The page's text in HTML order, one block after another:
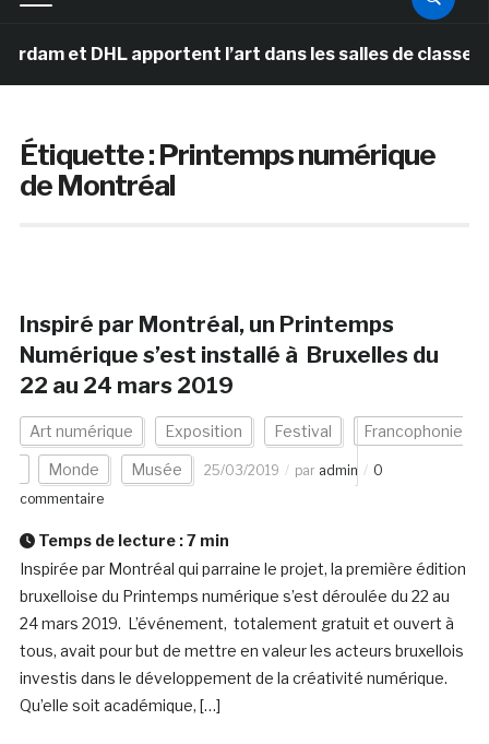
et DHL apportent l’art dans les salles de classe
Étiquette :Printemps numérique
de Montréal
Inspiré par Montréal, un Printemps
Numérique s’est installé à Bruxelles du
22 au 24 mars 2019
Art numérique Exposition Festival Francophonie
Monde Musée 25/03/2019 par admin
0
commentaire
Temps de lecture :7 min
Inspirée par Montréal qui parraine le projet, la première édition
bruxelloise du Printemps numérique s’est déroulée du 22 au
24 mars 2019. L’événement, totalement gratuit et ouvert à
tous, avait pour but de mettre en valeur les acteurs bruxellois
investis dans le développement de la créativité numérique.
Qu’elle soit académique, […]